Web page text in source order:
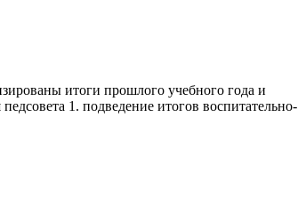
итоги прошлого учебного года и
1. подведение итогов воспитательно-